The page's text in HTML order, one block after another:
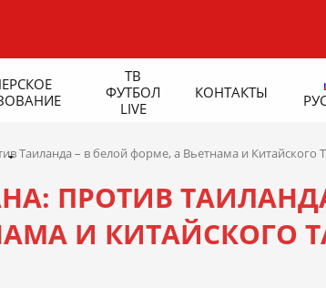
ТВ
ФУТБОЛ
LIVE
КОНТАКТЫ
Таиланда – в белой форме, а Вьетнама и Китайского
ПРОТИВ
И КИТАЙСКОГО